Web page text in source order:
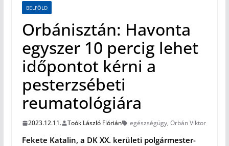
BELFÖLD
Orbánisztán: Havonta
egyszer 10 percig lehet
időpontot kérni a
pesterzsébeti
reumatológiára
2023.12.11. Toók László Flórián egészségügy,Orbán Viktor
Fekete Katalin, a DK XX. kerületi polgármester-